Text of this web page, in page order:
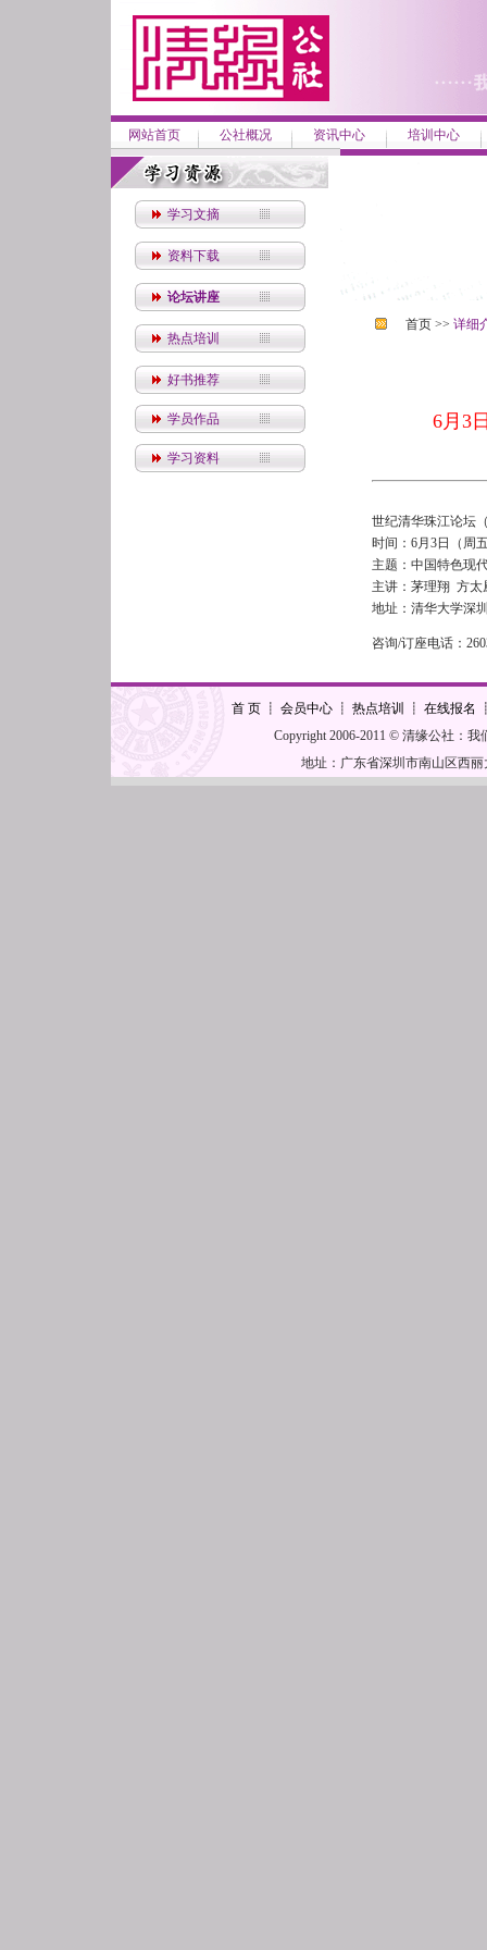
网站首页 公社概况 资讯中心 培训中心
学习文摘
资料下载
论坛讲座
热点培训
好书推荐
学员作品
学习资料
首页 >> 详细
6月3
世纪清华珠江论坛
时间：6月3日（周
主题：中国特色现
主讲：茅理翔 方太
地址：清华大学深
咨询/订座电话：
首 页┋ 会员中心┋ 热点培训 ┋ 在线报名
Copyright 2006-2011 © 清缘公社：
地址：广东省深圳市南山区西